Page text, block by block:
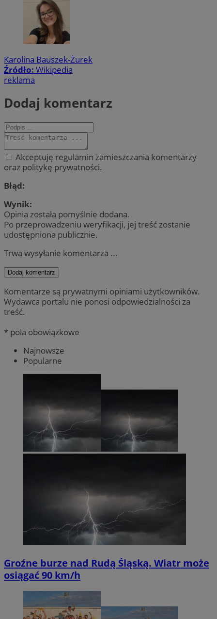
Karolina Bauszek-Żurek
Źródło: Wikipedia
reklama
Dodaj komentarz
Akceptuję regulamin zamieszczania komentarzy
oraz politykę prywatności.
Błąd:
Wynik:
Opinia została pomyślnie dodana.
Po przeprowadzeniu weryfikacji, jej treść zostanie
udostępniona publicznie.
Trwa wysyłanie komentarza ...
Dodaj komentarz
Komentarze są prywatnymi opiniami użytkowników.
Wydawca portalu nie ponosi odpowiedzialności za
treść.
* pola obowiązkowe
Najnowsze
Popularne
Groźne burze nad Rudą Śląską. Wiatr może
osiągać 90 km/h